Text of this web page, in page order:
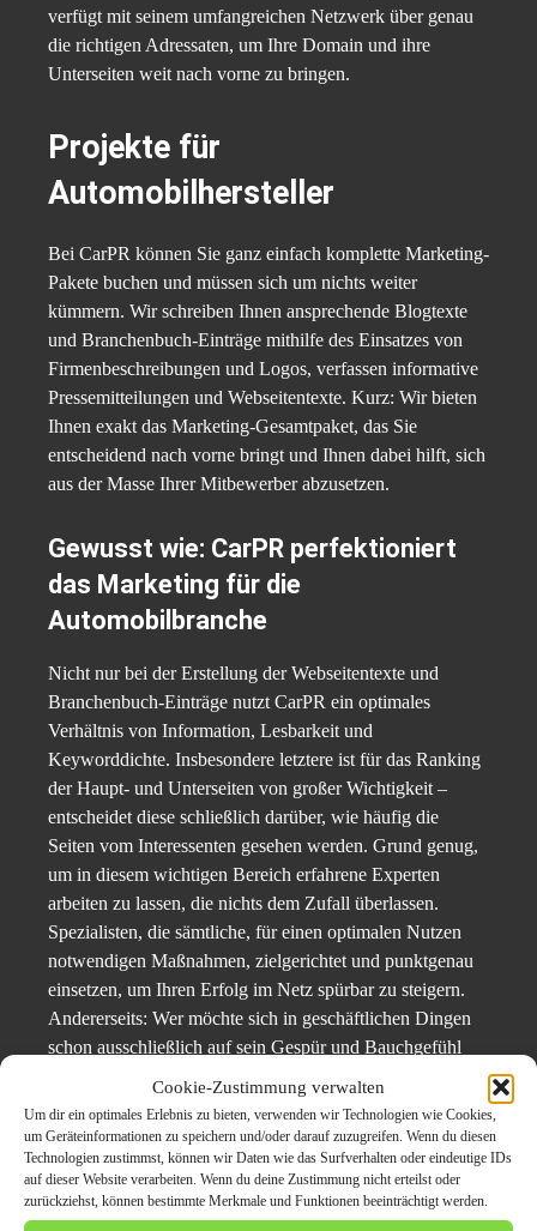
Cookie-Zustimmung verwalten
Um dir ein optimales Erlebnis zu bieten, verwenden wir Technologien wie Cookies,
um Geräteinformationen zu speichern und/oder darauf zuzugreifen. Wenn du diesen
Technologien zustimmst, können wir Daten wie das Surfverhalten oder eindeutige IDs
auf dieser Website verarbeiten. Wenn du deine Zustimmung nicht erteilst oder
zurückziehst, können bestimmte Merkmale und Funktionen beeinträchtigt werden.
verfügt mit seinem umfangreichen Netzwerk über genau
die richtigen Adressaten, um Ihre Domain und ihre
Unterseiten weit nach vorne zu bringen.
Projekte für
Automobilhersteller
Bei CarPR können Sie ganz einfach komplette Marketing-
Pakete buchen und müssen sich um nichts weiter
kümmern. Wir schreiben Ihnen ansprechende Blogtexte
und Branchenbuch-Einträge mithilfe des Einsatzes von
Firmenbeschreibungen und Logos, verfassen informative
Pressemitteilungen und Webseitentexte. Kurz: Wir bieten
Ihnen exakt das Marketing-Gesamtpaket, das Sie
entscheidend nach vorne bringt und Ihnen dabei hilft, sich
aus der Masse Ihrer Mitbewerber abzusetzen.
Gewusst wie: CarPR perfektioniert
das Marketing für die
Automobilbranche
Nicht nur bei der Erstellung der Webseitentexte und
Branchenbuch-Einträge nutzt CarPR ein optimales
Verhältnis von Information, Lesbarkeit und
Keyworddichte. Insbesondere letztere ist für das Ranking
der Haupt- und Unterseiten von großer Wichtigkeit –
entscheidet diese schließlich darüber, wie häufig die
Seiten vom Interessenten gesehen werden. Grund genug,
um in diesem wichtigen Bereich erfahrene Experten
arbeiten zu lassen, die nichts dem Zufall überlassen.
Spezialisten, die sämtliche, für einen optimalen Nutzen
notwendigen Maßnahmen, zielgerichtet und punktgenau
einsetzen, um Ihren Erfolg im Netz spürbar zu steigern.
Andererseits: Wer möchte sich in geschäftlichen Dingen
schon ausschließlich auf sein Gespür und Bauchgefühl
nicht nötig, da jedes Instrument, das eingesetzt wird, von
Ihnen überprüfbar ist.
Automobilhersteller und Autohändler